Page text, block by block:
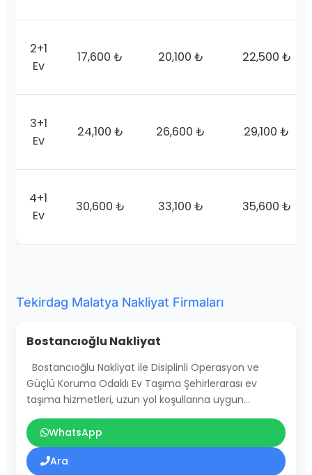
2+1
Ev
17,600 ₺ 20,100 ₺ 22,500 ₺
3+1
Ev
24,100 ₺ 26,600 ₺ 29,100 ₺
4+1
Ev
30,600 ₺ 33,100 ₺ 35,600 ₺
Tekirdag Malatya Nakliyat Firmaları
Bostancıoğlu Nakliyat
Bostancıoğlu Nakliyat ile Disiplinli Operasyon ve
Güçlü Koruma Odaklı Ev Taşıma Şehirlerarası ev
taşıma hizmetleri, uzun yol koşullarına uygun…
WhatsApp
Ara